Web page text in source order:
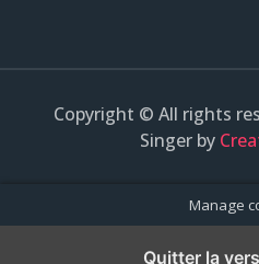
Copyright © All rights
Singer by
Manage
Quitter la